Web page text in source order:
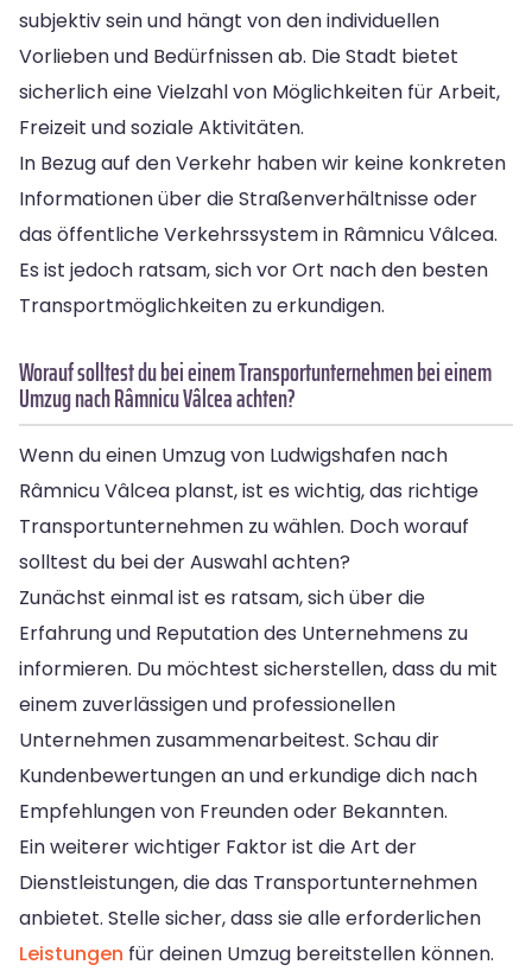
subjektiv sein und hängt von den individuellen
Vorlieben und Bedürfnissen ab. Die Stadt bietet
sicherlich eine Vielzahl von Möglichkeiten für Arbeit,
Freizeit und soziale Aktivitäten.
In Bezug auf den Verkehr haben wir keine konkreten
Informationen über die Straßenverhältnisse oder
das öffentliche Verkehrssystem in Râmnicu Vâlcea.
Es ist jedoch ratsam, sich vor Ort nach den besten
Transportmöglichkeiten zu erkundigen.
Worauf solltest du bei einem Transportunternehmen bei einem
Umzug nach Râmnicu Vâlcea achten?
Wenn du einen Umzug von Ludwigshafen nach
Râmnicu Vâlcea planst, ist es wichtig, das richtige
Transportunternehmen zu wählen. Doch worauf
solltest du bei der Auswahl achten?
Zunächst einmal ist es ratsam, sich über die
Erfahrung und Reputation des Unternehmens zu
informieren. Du möchtest sicherstellen, dass du mit
einem zuverlässigen und professionellen
Unternehmen zusammenarbeitest. Schau dir
Kundenbewertungen an und erkundige dich nach
Empfehlungen von Freunden oder Bekannten.
Ein weiterer wichtiger Faktor ist die Art der
Dienstleistungen, die das Transportunternehmen
anbietet. Stelle sicher, dass sie alle erforderlichen
Leistungen für deinen Umzug bereitstellen können.